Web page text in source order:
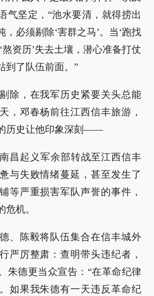
气坚定，“池水要清，就得捞出
，必须剔除‘害群之马’。当‘跑找
熬资历’失去土壤，潜心准备打仗
到了队伍前面。”
除，在我军历史紧要关头总能
，邓春杨前往江西信丰旅游，
历史让他印象深刻——
昌起义军余部转战至江西信丰
与失败情绪蔓延，甚至发生了
等严重损害军队声誉的事件，
危机。
、陈毅将队伍集合在信丰城外
严厉整肃：查明带头违纪者，
朱德更当众宣告：“在革命纪律
如果我朱德有一天违反革命纪